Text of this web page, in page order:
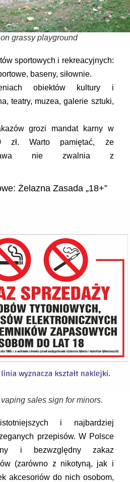
grassy playground
sportowych i rekreacyjnych:
baseny, siłownie.
obiektów kultury i
teatry, muzea, galerie sztuki,
grozi mandat karny w
zł. Warto pamiętać, że
nie zwalnia z
Żelazna Zasada „18+”
sales sign for minors.
i najbardziej
przepisów. W Polsce
i bezwzględny zakaz
(zarówno z nikotyną, jak i
akcesoriów do nich osobom,